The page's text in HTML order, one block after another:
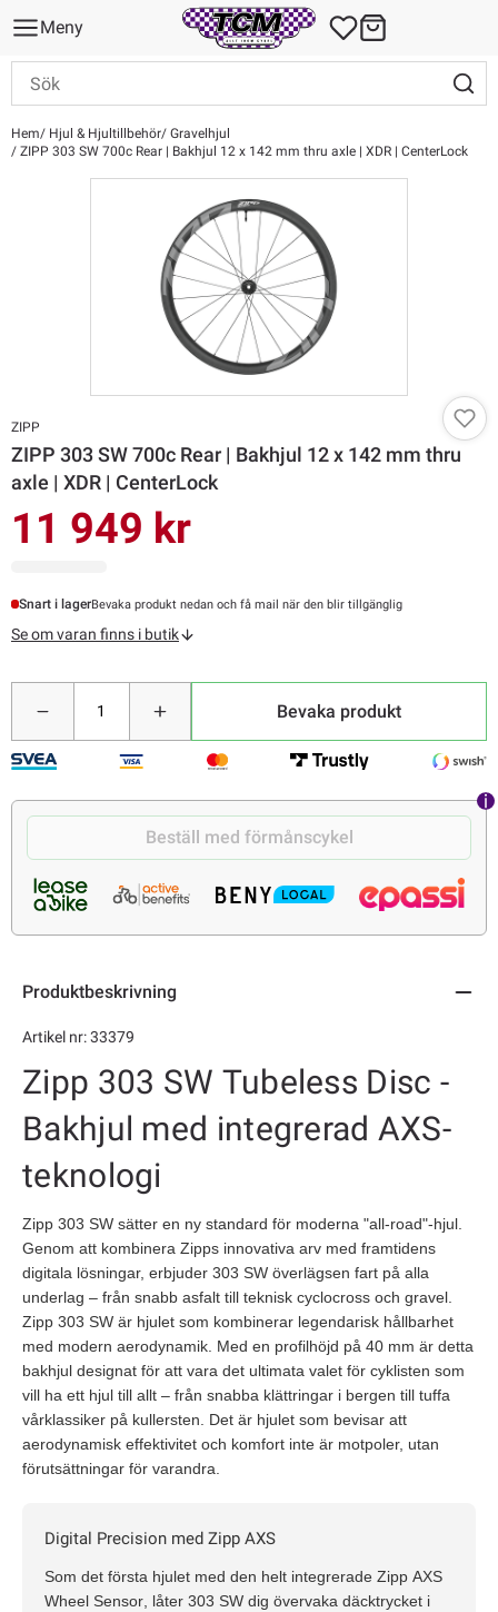
Meny
Hem Hjul & Hjultillbehör Gravelhjul
ZIPP 303 SW 700c Rear | Bakhjul 12 x 142 mm thru axle | XDR | CenterLock
ZIPP
ZIPP 303 SW 700c Rear | Bakhjul 12 x 142 mm thru
axle | XDR | CenterLock
11 949 kr
Snart i lagerBevaka produkt nedan och få mail när den blir tillgänglig
Se om varan finns i butik
Bevaka produkt
Beställ med förmånscykel
Produktbeskrivning
Artikel nr: 33379
Zipp 303 SW Tubeless Disc -
Bakhjul med integrerad AXS-
teknologi
Zipp 303 SW sätter en ny standard för moderna "all-road"-hjul.
Genom att kombinera Zipps innovativa arv med framtidens
digitala lösningar, erbjuder 303 SW överlägsen fart på alla
underlag – från snabb asfalt till teknisk cyclocross och gravel.
Zipp 303 SW är hjulet som kombinerar legendarisk hållbarhet
med modern aerodynamik. Med en profilhöjd på 40 mm är detta
bakhjul designat för att vara det ultimata valet för cyklisten som
vill ha ett hjul till allt – från snabba klättringar i bergen till tuffa
vårklassiker på kullersten. Det är hjulet som bevisar att
aerodynamisk effektivitet och komfort inte är motpoler, utan
förutsättningar för varandra.
Digital Precision med Zipp AXS
Som det första hjulet med den helt integrerade Zipp AXS
Wheel Sensor , låter 303 SW dig övervaka däcktrycket i